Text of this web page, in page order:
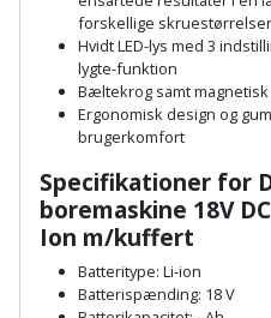
Murbinder
Murpap
murfolie
Mursten
Plastlister
hobbykniv
Koben
Kridtsnor
Lærlingesæt
Landmålerstok
Excentersliber
Excenterslibertilbehør
Fedtsprøjte
Flamingoskærer
Flisevibrator
mosfjerner
Vinduesvasker
Fuglefoderhus
Garderobe
opbevaring
Gavekort
Grill
Gummibåd
forskellige skruestørrelser
Hvidt LED-lys med 3
lygte-funktion
Bæltekrog samt
Ergonomisk design og
brugerkomfort
Specifikationer for
boremaskine 18V
Ion m/kuffert
Batteritype: Li-ion
Batterispænding: 18 V